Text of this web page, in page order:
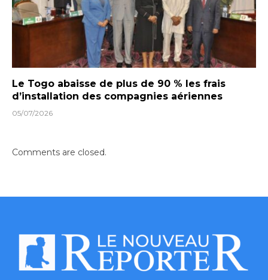
Le Togo abaisse de plus de 90 % les frais
d’installation des compagnies aériennes
05/07/2026
Comments are closed.